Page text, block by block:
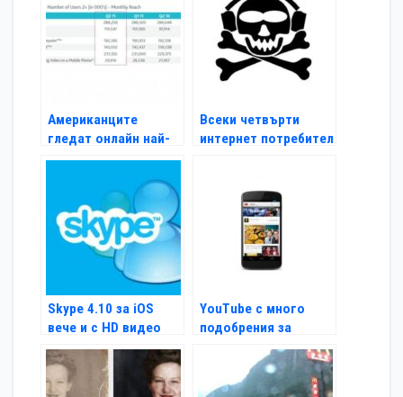
Американците
гледат онлайн най-
много от всички
Всеки четвърти
интернет потребител
Skype 4.10 за iOS
вече и с HD видео
YouTube с много
подобрения за